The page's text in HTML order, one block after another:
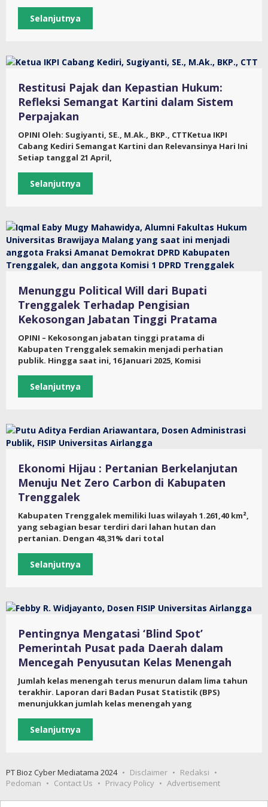
Selanjutnya
Restitusi Pajak dan Kepastian Hukum:
Refleksi Semangat Kartini dalam Sistem
Perpajakan
OPINI Oleh: Sugiyanti, SE., M.Ak., BKP., CTTKetua IKPI
Cabang Kediri Semangat Kartini dan Relevansinya Hari Ini
Setiap tanggal 21 April,
Selanjutnya
Menunggu Political Will dari Bupati
Trenggalek Terhadap Pengisian
Kekosongan Jabatan Tinggi Pratama
OPINI – Kekosongan jabatan tinggi pratama di
Kabupaten Trenggalek semakin menjadi perhatian
publik. Hingga saat ini, 16 Januari 2025, Komisi
Selanjutnya
Ekonomi Hijau : Pertanian Berkelanjutan
Menuju Net Zero Carbon di Kabupaten
Trenggalek
Kabupaten Trenggalek memiliki luas wilayah 1.261,40 km²,
yang sebagian besar terdiri dari lahan hutan dan
pertanian. Dengan 48,31% dari total
Selanjutnya
Pentingnya Mengatasi ‘Blind Spot’
Pemerintah Pusat pada Daerah dalam
Mencegah Penyusutan Kelas Menengah
Jumlah kelas menengah terus menurun dalam lima tahun
terakhir. Laporan dari Badan Pusat Statistik (BPS)
menunjukkan jumlah kelas menengah yang
Selanjutnya
PT Bioz Cyber Mediatama 2024 Disclaimer
Redaksi
Pedoman
Contact Us Privacy Policy Advertisement